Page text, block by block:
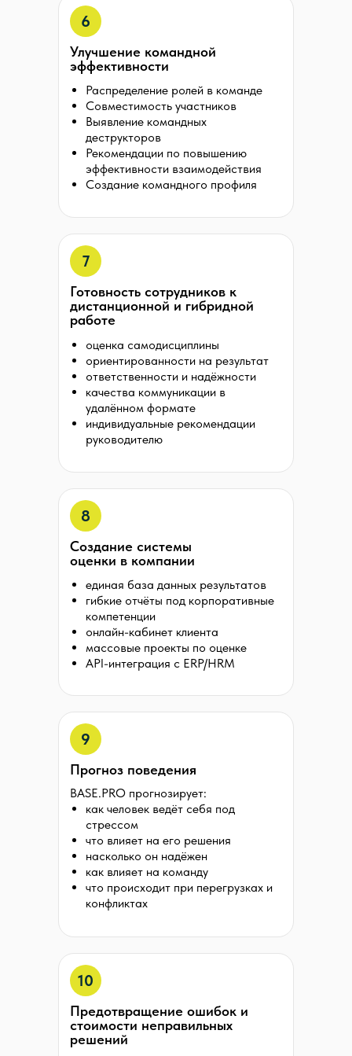
Предотвращение ошибок и
стоимости неправильных
решений
10
BASE.PRO прогнозирует:
как человек ведёт себя под
стрессом
что влияет на его решения
насколько он надёжен
как влияет на команду
что происходит при перегрузках и
конфликтах
Прогноз поведения
9
единая база данных результатов
гибкие отчёты под корпоративные
компетенции
онлайн-кабинет клиента
массовые проекты по оценке
API-интеграция с ERP/HRM
Создание системы
оценки в компании
8
оценка самодисциплины
ориентированности на результат
ответственности и надёжности
качества коммуникации в
удалённом формате
индивидуальные рекомендации
руководителю
Готовность сотрудников к
дистанционной и гибридной
работе
7
Распределение ролей в команде
Совместимость участников
Выявление командных
деструкторов
Рекомендации по повышению
эффективности взаимодействия
Создание командного профиля
Улучшение командной
эффективности
6